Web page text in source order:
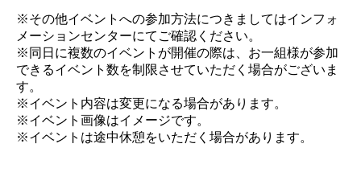
※その他イベントへの参加方法につきましてはインフォ
メーションセンターにてご確認ください。
※同日に複数のイベントが開催の際は、お一組様が参加
できるイベント数を制限させていただく場合がございま
す。
※イベント内容は変更になる場合があります。
※イベント画像はイメージです。
※イベントは途中休憩をいただく場合があります。